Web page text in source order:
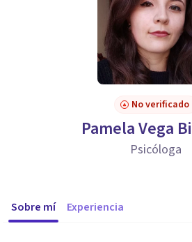
No verificado
Pamela Vega
Psicóloga
Sobre mí Experiencia